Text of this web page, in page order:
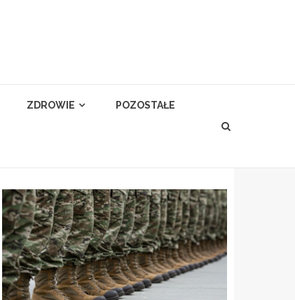
ZDROWIE POZOSTAŁE